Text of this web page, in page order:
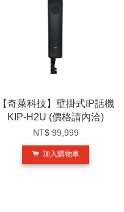
【奇萊科技】壁掛式IP話機
KIP-H2U (價格請內洽)
NT$ 99,999
加入購物車